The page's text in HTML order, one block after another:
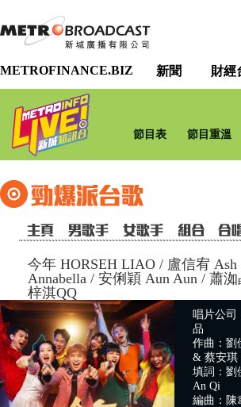
METROFINANCE.BIZ 新聞 財經
節目表 節目重溫
今年 HORSEH LIAO / 盧信宥
Annabella / 安俐穎 Aun Aun / 蕭
梓淇QQ
唱片公司
品
作曲：劉
& 蔡安琪
填詞：劉
An Qi
編曲：陳